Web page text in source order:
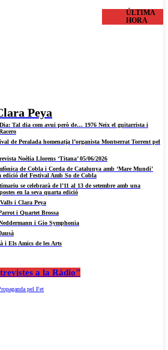
Peya
ÚLTIMA
HORA
Tal dia com avui però de… 1976 Neix el guitarrista i
de Peralada homenatja l’organista Montserrat Torrent pel
Noèlia Llorens ‘Titana’ 05/06/2026
de Cobla i Corda de Catalunya amb ‘Mare Mundi’
edició del Festival Amb So de Cobla
se celebrarà de l’11 al 13 de setembre amb una
en la seva quarta edició
i Clara Peya
i Quartet Brossa
i Gio Symphonia
i Els Amics de les Arts
a la Ràdio"